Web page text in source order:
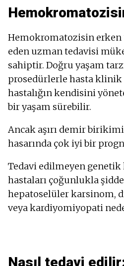
Hemokromatozisin erken
eden uzman tedavisi
sahiptir. Doğru yaşam
prosedürlerle hasta klinik
hastalığın kendisini
bir yaşam sürebilir.
Ancak aşırı demir
hasarında çok iyi bir
Tedavi edilmeyen
hastaları çoğunlukla
hepatoselüler karsinom,
veya kardiyomiyopati
Nasıl tedavi